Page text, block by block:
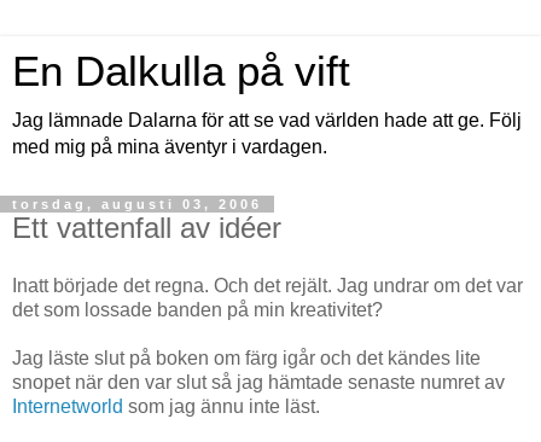
En Dalkulla på vift
Jag lämnade Dalarna för att se vad världen hade att ge. Följ
med mig på mina äventyr i vardagen.
torsdag, augusti 03, 2006
Ett vattenfall av idéer
Inatt började det regna. Och det rejält. Jag undrar om det var
det som lossade banden på min kreativitet?
Jag läste slut på boken om färg igår och det kändes lite
snopet när den var slut så jag hämtade senaste numret av
Internetworld som jag ännu inte läst.